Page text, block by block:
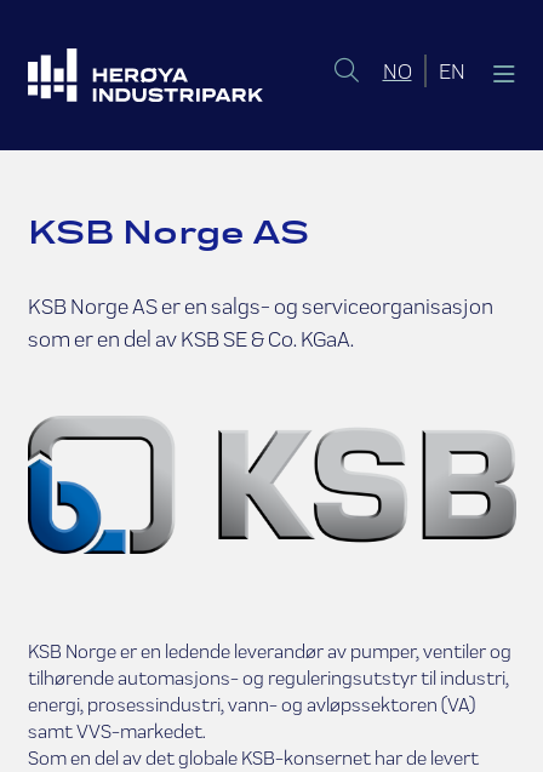
NONorsk bokmål
EN
KSB Norge AS
KSB Norge AS er en salgs- og serviceorganisasjon
som er en del av KSB SE & Co. KGaA.
KSB Norge er en ledende leverandør av pumper, ventiler og
tilhørende automasjons- og reguleringsutstyr til industri,
energi, prosessindustri, vann- og avløpssektoren (VA)
samt VVS-markedet.
Som en del av det globale KSB-konsernet har de levert